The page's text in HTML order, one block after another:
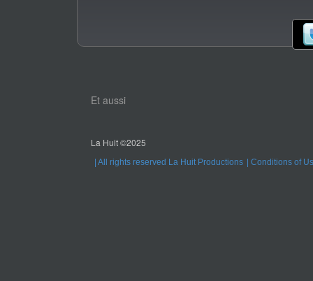
Et aussi
La Huit ©2025
All rights reserved La Huit Productions Conditions of